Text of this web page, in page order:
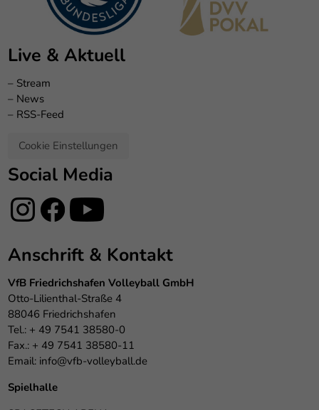
Live & Aktuell
– Stream
– News
– RSS-Feed
Cookie Einstellungen
Social Media
Anschrift & Kontakt
VfB Friedrichshafen Volleyball GmbH
Otto-Lilienthal-Straße 4
88046 Friedrichshafen
Tel.: + 49 7541 38580-0
Fax.: + 49 7541 38580-11
Email: info@vfb-volleyball.de
Spielhalle